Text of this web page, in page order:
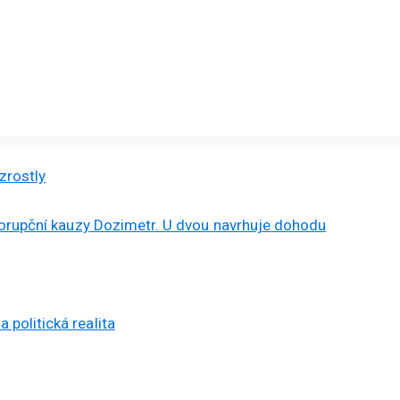
kauzy Dozimetr. U dvou navrhuje dohodu